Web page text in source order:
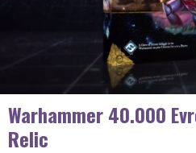
Warhammer 40.000
Relic